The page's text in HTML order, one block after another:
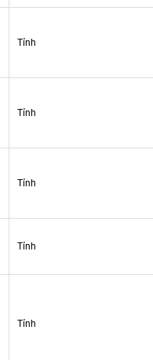
Tỉnh
Tỉnh
Tỉnh
Tỉnh
Tỉnh